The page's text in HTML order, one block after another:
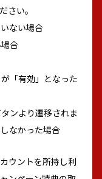
さい。
ない場合
合
「有効」となった
ンより遷移されま
なかった場合
ウントを所持し利